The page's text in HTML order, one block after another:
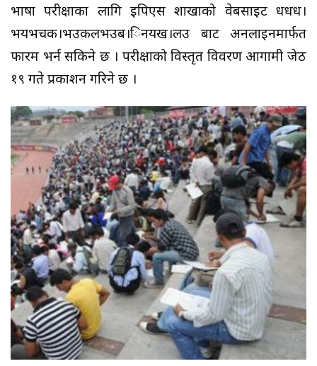
भाषा परीक्षाका लागि इपिएस शाखाको वेबसाइट धधध।
भयभचक।भउकलभउब।िनयख।लउ बाट अनलाइनमार्फत
फारम भर्न सकिने छ । परीक्षाको विस्तृत विवरण आगामी जेठ
१९ गते प्रकाशन गरिने छ ।